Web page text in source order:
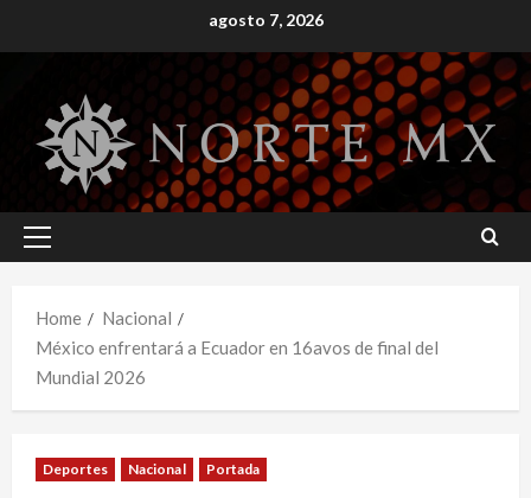
to
agosto 7, 2026
Primary
Home
Nacional
México enfrentará a Ecuador en 16avos de final del
Mundial 2026
Deportes Nacional Portada